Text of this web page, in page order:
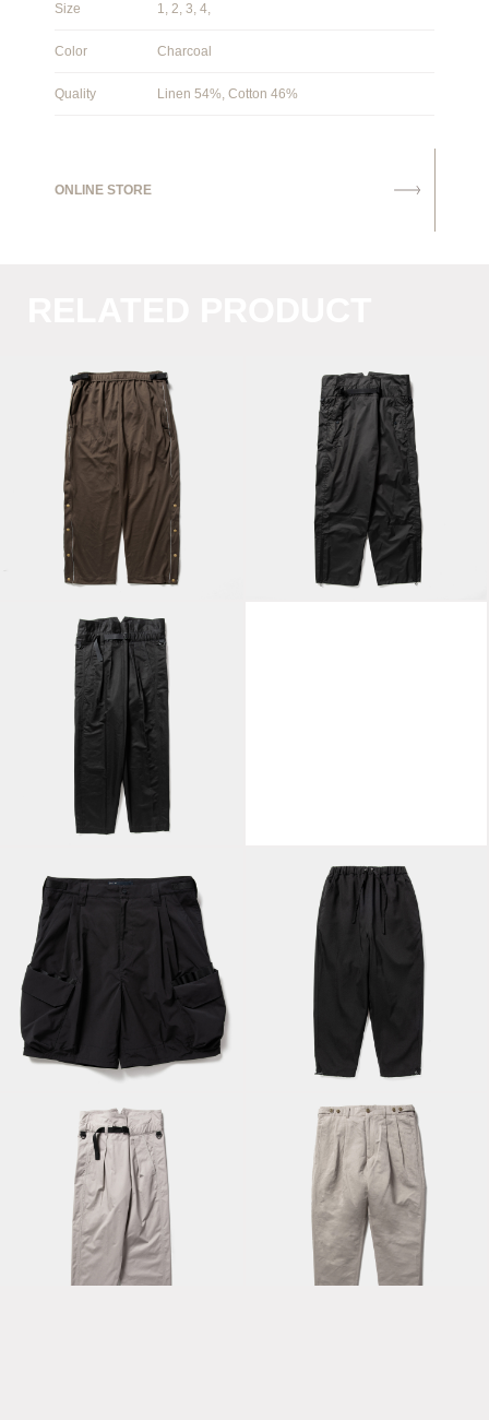
Size 1, 2, 3, 4,
Color Charcoal
Quality Linen 54%, Cotton 46%
ONLINE STORE
Reflector Popper PT
/ Khaki
Waterproof Wrap PT
/ Off Black
Trinity Cloth Wrap
PT / Off Black
Luggage Cargo
Shorts / Off Black
Dry Smooth Easy
PT / Off Black
High Density
Gabardine Wrap PT
Duality Cloth Cargo